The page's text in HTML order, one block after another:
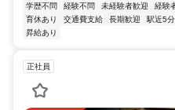
学歴不問
経験不問 未経験者歓迎 経験
育休あり
交通費支給 長期歓迎 駅近5
昇給あり
正社員